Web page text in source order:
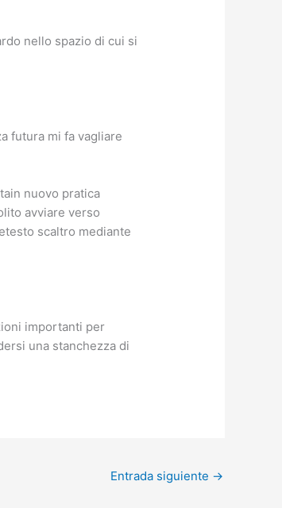
nello spazio di cui si
futura mi fa vagliare
nuovo pratica
avviare verso
scaltro mediante
importanti per
una stanchezza di
Entrada siguiente →